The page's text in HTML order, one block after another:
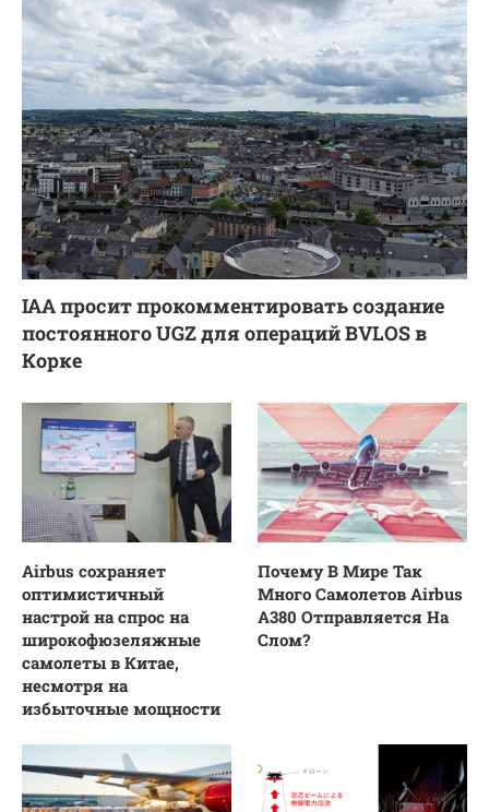
IAA просит прокомментировать создание
постоянного UGZ для операций BVLOS в
Корке
Airbus сохраняет
оптимистичный
настрой на спрос на
широкофюзеляжные
самолеты в Китае,
несмотря на
избыточные мощности
Почему В Мире Так
Много Самолетов Airbus
A380 Отправляется На
Слом?